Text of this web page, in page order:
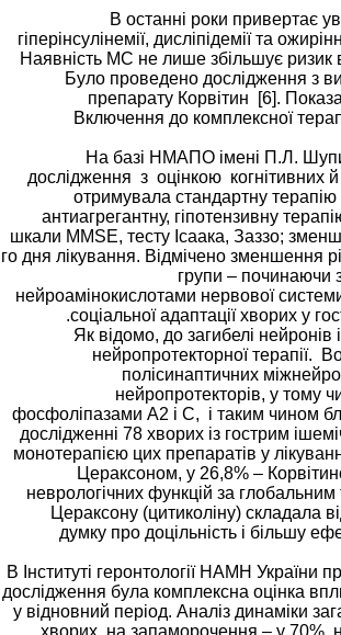
В останні роки привертає
гіперінсулінемії, дисліпідемії та
Наявність МС не лише збільшує ризик
Було проведено дослідження з
препарату Корвітин [6].
Включення до комплексної
На базі НМАПО імені П.Л.
дослідження з оцінкою когнітивних
отримувала стандартну терапію
антиагрегантну, гіпотензивну
шкали MMSE, тесту Ісаака, Заззо;
го дня лікування. Відмічено зменшення
групи – починаючи
нейроамінокислотами нервової
соціальної адаптації хворих у
Як відомо, до загибелі нейронів
нейропротекторної терапії.
полісинаптичних
нейропротекторів, у тому
фосфоліпазами А2 і С, і таким чином
дослідженні 78 хворих із гострим
монотерапією цих препаратів у
Цераксоном, у 26,8% –
неврологічних функцій за глобальним
Цераксону (цитиколіну) складала
думку про доцільність і більшу
В Інституті геронтології НАМН
дослідження була комплексна оцінка
у відновний період. Аналіз динаміки
хворих, на запаморочення – у 70%,